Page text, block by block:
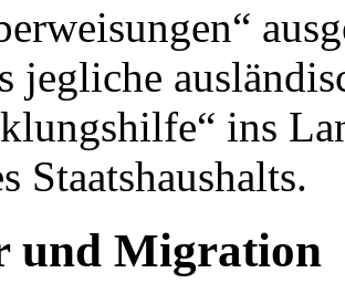
jegliche
ins
Staatshaushalts.
und Migration